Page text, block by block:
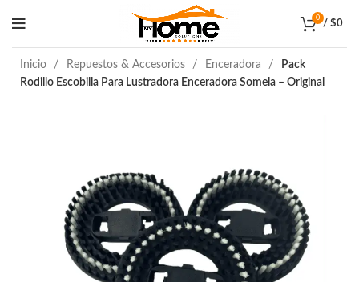
0
/ $0
Inicio Repuestos & Accesorios Enceradora
Pack
Rodillo Escobilla Para Lustradora Enceradora Somela – Original